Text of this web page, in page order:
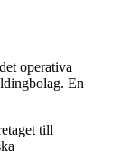
operativa
En
till